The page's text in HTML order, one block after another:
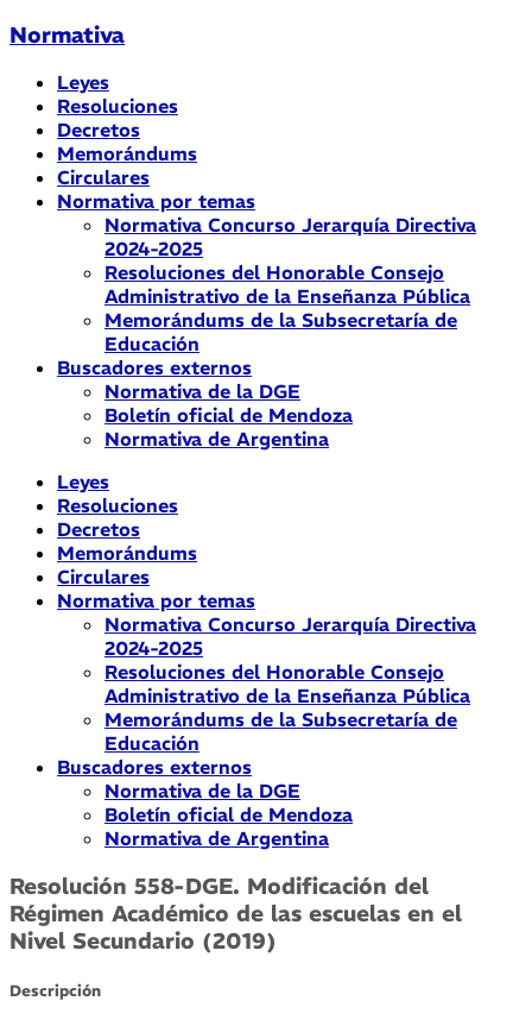
Normativa
Leyes
Resoluciones
Decretos
Memorándums
Circulares
Normativa por temas
Normativa Concurso Jerarquía Directiva
2024-2025
Resoluciones del Honorable Consejo
Administrativo de la Enseñanza Pública
Memorándums de la Subsecretaría de
Educación
Buscadores externos
Normativa de la DGE
Boletín oficial de Mendoza
Normativa de Argentina
Leyes
Resoluciones
Decretos
Memorándums
Circulares
Normativa por temas
Normativa Concurso Jerarquía Directiva
2024-2025
Resoluciones del Honorable Consejo
Administrativo de la Enseñanza Pública
Memorándums de la Subsecretaría de
Educación
Buscadores externos
Normativa de la DGE
Boletín oficial de Mendoza
Normativa de Argentina
Resolución 558-DGE. Modificación del
Régimen Académico de las escuelas en el
Nivel Secundario (2019)
Descripción